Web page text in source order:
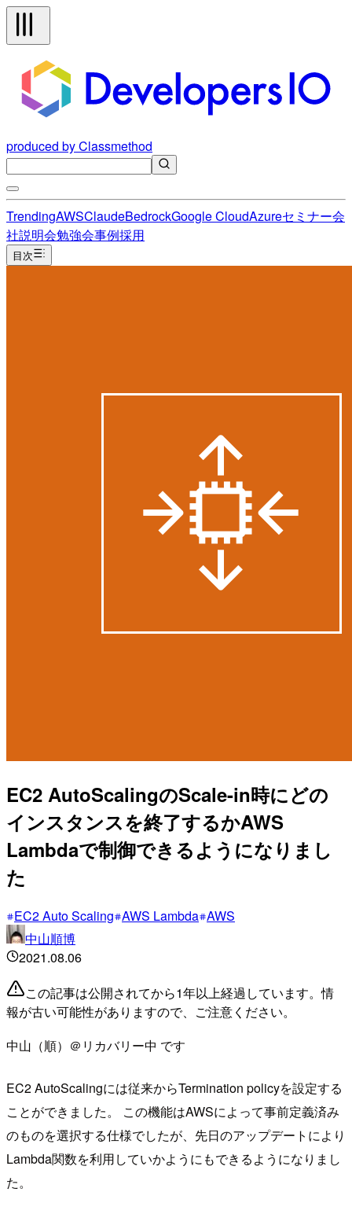
produced by Classmethod
TrendingAWSClaudeBedrockGoogle CloudAzureセミナー会
社説明会勉強会事例採用
目次
EC2 AutoScalingのScale-in時にどの
インスタンスを終了するかAWS
Lambdaで制御できるようになりまし
た
EC2 Auto Scaling AWS Lambda AWS
中山順博
2021.08.06
この記事は公開されてから1年以上経過しています。情
報が古い可能性がありますので、ご注意ください。
中山（順）＠リカバリー中 です
EC2 AutoScalingには従来からTermination policyを設定する
ことができました。 この機能はAWSによって事前定義済み
のものを選択する仕様でしたが、先日のアップデートにより
Lambda関数を利用していかようにもできるようになりまし
た。